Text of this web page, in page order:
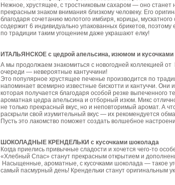
Нежное, хрустящее, с тростниковым сахаром — оно станет
прекрасным знаком внимания близкому человеку. Его
благодаря сочетанию молотого имбиря, корицы, мускатного
содержит 6 индивидуально упакованных брикетов, поэтому
по традиции таким угощением даже украшают елку!
ИТАЛЬЯНСКОЕ с цедрой апельсина, изюмом и
А мы продолжаем знакомиться с новогодней коллекцией
очереди — невероятные кантуччини!
Это популярное хрустящее печенье производится по
напоминает всемирно известные бискотти и кантуччи.
которая получается благодаря особой резке выпеченного
ароматная цедра апельсина и отборный изюм. Микс
не только прекрасный вкус, но и неповторимый аромат. А
раскрыли свой изумительный вкус — их рекомендуется
Пусть это лакомство поможет создать волшебное
ШОКОЛАДНЫЕ КРЕНДЕЛЬКИ с кусочками шоколада
Когда приелись привычные сладости и хочется чего-то
«Хлебный Спас» станут прекрасным открытием и
Насыщенные, ароматные, с кусочками шоколада — такое
самый пасмурный день! Крендельки станут оригинальным